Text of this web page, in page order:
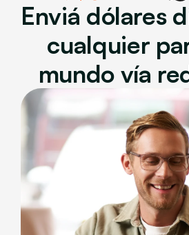
Enviá dólares
cualquier
mundo vía